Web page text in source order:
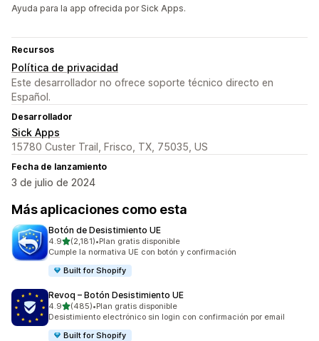
Ayuda para la app ofrecida por Sick Apps.
Recursos
Política de privacidad
Este desarrollador no ofrece soporte técnico directo en
Español.
Desarrollador
Sick Apps
15780 Custer Trail, Frisco, TX, 75035, US
Fecha de lanzamiento
3 de julio de 2024
Más aplicaciones como esta
Botón de Desistimiento UE
4.9de 5 estrellas
(2,181)
2181 reseñas en total
•Plan gratis disponible
Cumple la normativa UE con botón y confirmación
Built for Shopify
Revoq – Botón Desistimiento UE
4.9de 5 estrellas
(485)
485 reseñas en total
•Plan gratis disponible
Desistimiento electrónico sin login con confirmación por email
Built for Shopify